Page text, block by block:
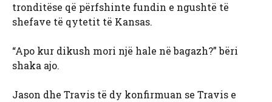
tronditëse që përfshinte fundin e ngushtë të
shefave të qytetit të Kansas.
“Apo kur dikush mori një hale në bagazh?” bëri
shaka ajo.
Jason dhe Travis të dy konfirmuan se Travis e